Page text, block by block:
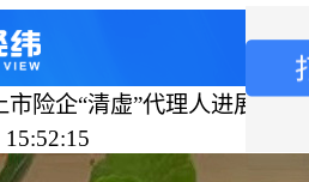
险企“清虚”代理人进展如何